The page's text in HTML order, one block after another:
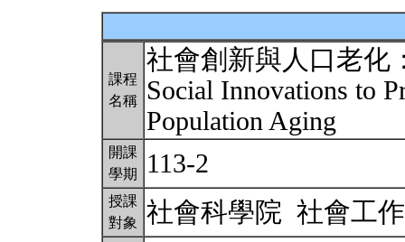
課程
名稱
社會創新與人口老化
Social Innovations to
Population Aging
開課
學期
113-2
授課
對象
社會科學院 社會工